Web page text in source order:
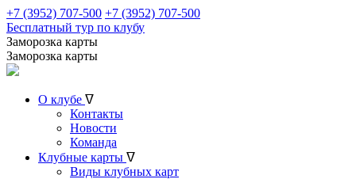
+7 (3952) 707-500 +7 (3952) 707-500
Бесплатный тур по клубу
Заморозка карты
Заморозка карты
О клубе ᐁ
Контакты
Новости
Команда
Клубные карты ᐁ
Виды клубных карт